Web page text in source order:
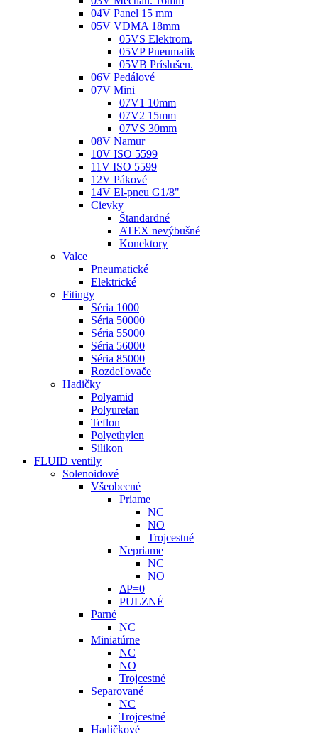
04V Panel 15 mm
05V VDMA 18mm
05VS Elektrom.
05VP Pneumatik
05VB Príslušen.
06V Pedálové
07V Mini
07V1 10mm
07V2 15mm
07VS 30mm
08V Namur
10V ISO 5599
11V ISO 5599
12V Pákové
14V El-pneu G1/8"
Cievky
Štandardné
ATEX nevýbušné
Konektory
Valce
Pneumatické
Elektrické
Fitingy
Séria 1000
Séria 50000
Séria 55000
Séria 56000
Séria 85000
Rozdeľovače
Hadičky
Polyamid
Polyuretan
Teflon
Polyethylen
Silikon
FLUID ventily
Solenoidové
Všeobecné
Priame
NC
NO
Trojcestné
Nepriame
NC
NO
ΔP=0
PULZNÉ
Parné
NC
Miniatúrne
NC
NO
Trojcestné
Separované
NC
Trojcestné
Hadičkové